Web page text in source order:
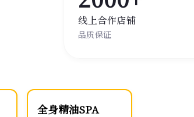
线上合作店铺
品质保证
全身精油SPA